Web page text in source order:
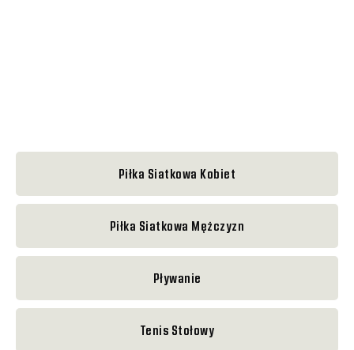
Piłka Siatkowa Kobiet
Piłka Siatkowa Mężczyzn
Pływanie
Tenis Stołowy